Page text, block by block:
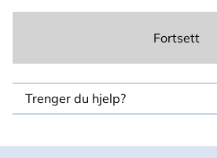
Fortsett
Trenger du hjelp?